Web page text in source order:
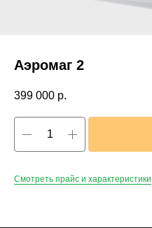
Аэромаг 2
399 000 р.
Смотреть прайс и характеристики